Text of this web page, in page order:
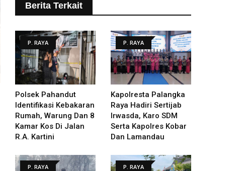
Berita Terkait
P. RAYA
Polsek Pahandut
Identifikasi Kebakaran
Rumah, Warung Dan 8
Kamar Kos Di Jalan
R.A. Kartini
P. RAYA
Kapolresta Palangka
Raya Hadiri Sertijab
Irwasda, Karo SDM
Serta Kapolres Kobar
Dan Lamandau
P. RAYA P. RAYA